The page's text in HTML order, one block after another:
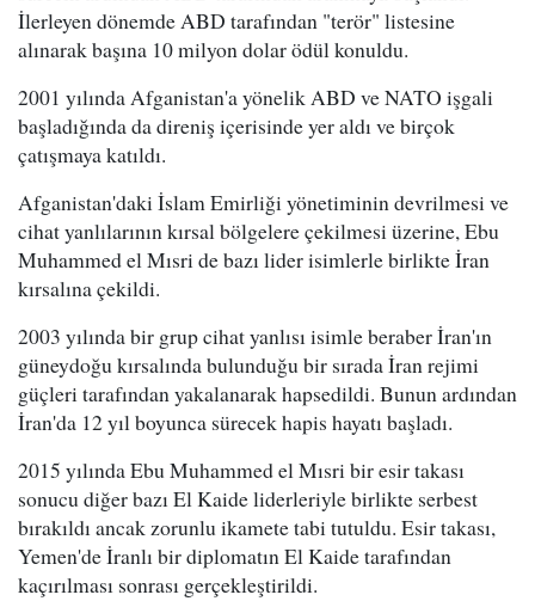
İlerleyen dönemde ABD tarafından "terör" listesine
alınarak başına 10 milyon dolar ödül konuldu.
2001 yılında Afganistan'a yönelik ABD ve NATO işgali
başladığında da direniş içerisinde yer aldı ve birçok
çatışmaya katıldı.
Afganistan'daki İslam Emirliği yönetiminin devrilmesi ve
cihat yanlılarının kırsal bölgelere çekilmesi üzerine, Ebu
Muhammed el Mısri de bazı lider isimlerle birlikte İran
kırsalına çekildi.
2003 yılında bir grup cihat yanlısı isimle beraber İran'ın
güneydoğu kırsalında bulunduğu bir sırada İran rejimi
güçleri tarafından yakalanarak hapsedildi. Bunun ardından
İran'da 12 yıl boyunca sürecek hapis hayatı başladı.
2015 yılında Ebu Muhammed el Mısri bir esir takası
sonucu diğer bazı El Kaide liderleriyle birlikte serbest
bırakıldı ancak zorunlu ikamete tabi tutuldu. Esir takası,
Yemen'de İranlı bir diplomatın El Kaide tarafından
kaçırılması sonrası gerçekleştirildi.